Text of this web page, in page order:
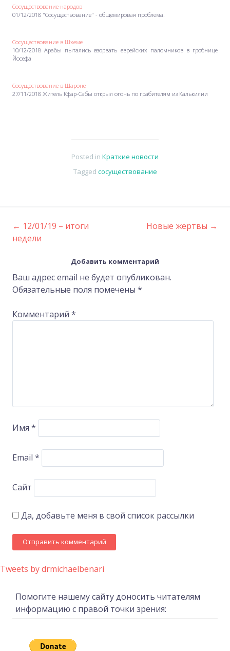
Сосуществование народов
01/12/2018 "Сосуществование" - общемировая проблема.
Сосуществование в Шхеме
10/12/2018 Арабы пытались взорвать еврейских паломников в гробнице
Йосефа
Сосуществование в Шароне
27/11/2018 Житель Кфар-Сабы открыл огонь по грабителям из Калькилии
Posted in Краткие новости
Tagged сосуществование
Post
navigation
← 12/01/19 – итоги
недели
Новые жертвы →
Добавить комментарий
Ваш адрес email не будет опубликован.
Обязательные поля помечены *
Комментарий *
Имя *
Email *
Сайт
Да, добавьте меня в свой список рассылки
Tweets by drmichaelbenari
Помогите нашему сайту доносить читателям
информацию с правой точки зрения: